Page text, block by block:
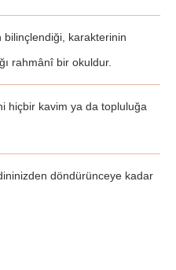
bilinçlendiği, karakterinin
rahmânî bir okuldur.
hiçbir kavim ya da topluluğa
döndürünceye kadar